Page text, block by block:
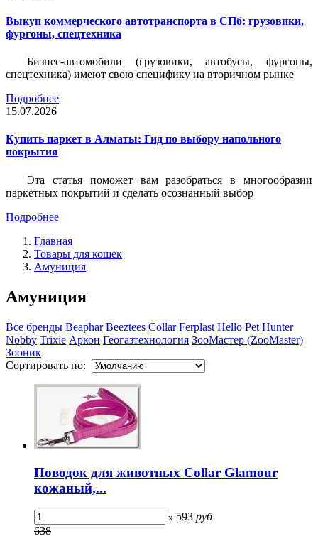
Выкуп коммерческого автотранспорта в СПб: грузовики,
фургоны, спецтехника
Бизнес-автомобили (грузовики, автобусы, фургоны,
спецтехника) имеют свою специфику на вторичном рынке
Подробнее
15.07.2026
Купить паркет в Алматы: Гид по выбору напольного
покрытия
Эта статья поможет вам разобраться в многообразии
паркетных покрытий и сделать осознанный выбор
Подробнее
Главная
Товары для кошек
Амуниция
Амуниция
Все бренды Beaphar Beeztees Collar Ferplast Hello Pet Hunter
Nobby Trixie Аркон Геогазтехнология ЗооМастер (ZooMaster)
Зооник
Сортировать по:
Поводок для животных Collar Glamour
кожаный,...
x 593 руб
638